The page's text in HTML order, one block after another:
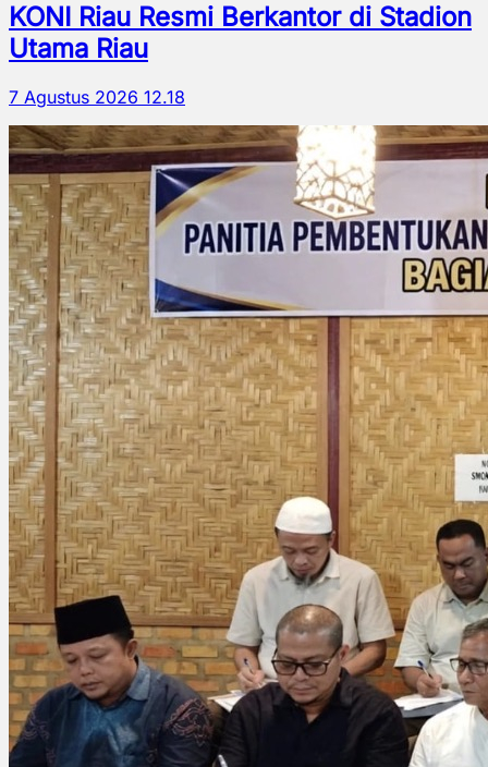
KONI Riau Resmi Berkantor di Stadion
Utama Riau
7 Agustus 2026 12.18